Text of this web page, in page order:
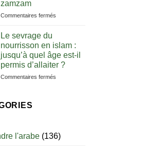
clés
débuter
zamzam
Commentaires ferméssur
l’eau
de
zamzam
Le sevrage du
nourrisson en islam :
jusqu’à quel âge est-il
permis d’allaiter ?
Commentaires ferméssur
:
l'arabe(136)